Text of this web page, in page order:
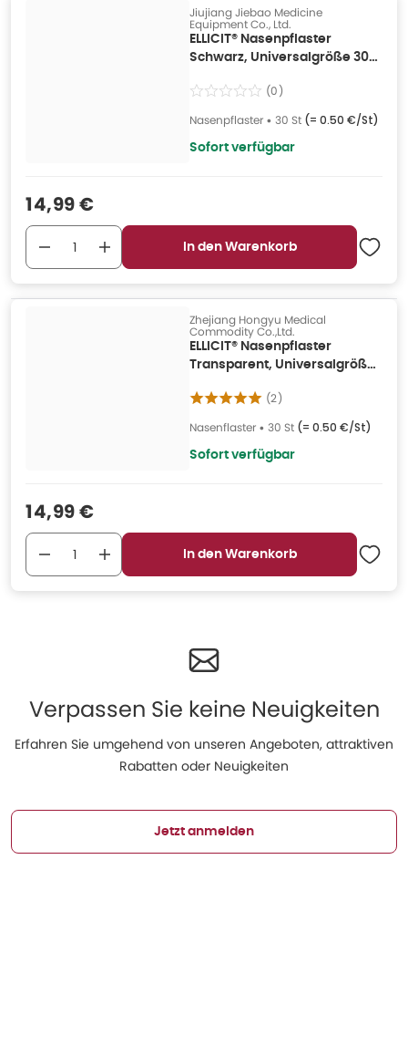
Jiujiang Jiebao Medicine
Equipment Co., Ltd.
ELLICIT® Nasenpflaster
Schwarz, Universalgröße 30
(0)
Nasenpflaster • 30 St (= 0.50 €/St)
Sofort verfügbar
Verkaufspreis
14,99 €
In den Warenkorb
Zhejiang Hongyu Medical
Commodity Co.,Ltd.
ELLICIT® Nasenpflaster
Transparent, Universalgröße
(2)
Nasenflaster • 30 St (= 0.50 €/St)
Sofort verfügbar
Verkaufspreis
14,99 €
In den Warenkorb
Verpassen Sie keine Neuigkeiten
Erfahren Sie umgehend von unseren Angeboten, attraktiven
Rabatten oder Neuigkeiten
Jetzt anmelden